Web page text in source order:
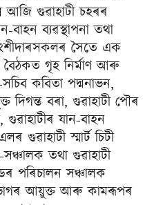
আজি গুৱাহাটী চহৰৰ
বাহন ব্যৱস্থাপনা তথা
সৈতে এক
গৃহ নিৰ্মাণ আৰু
কবিতা পদ্মনাভন,
দিগন্ত বৰা, গুৱাহাটী পৌৰ
যান-বাহন
স্মাৰ্ট চিটী
তথা গুৱাহাটী
পৰিচালন সঞ্চালক
আয়ুক্ত আৰু কামৰূপৰ